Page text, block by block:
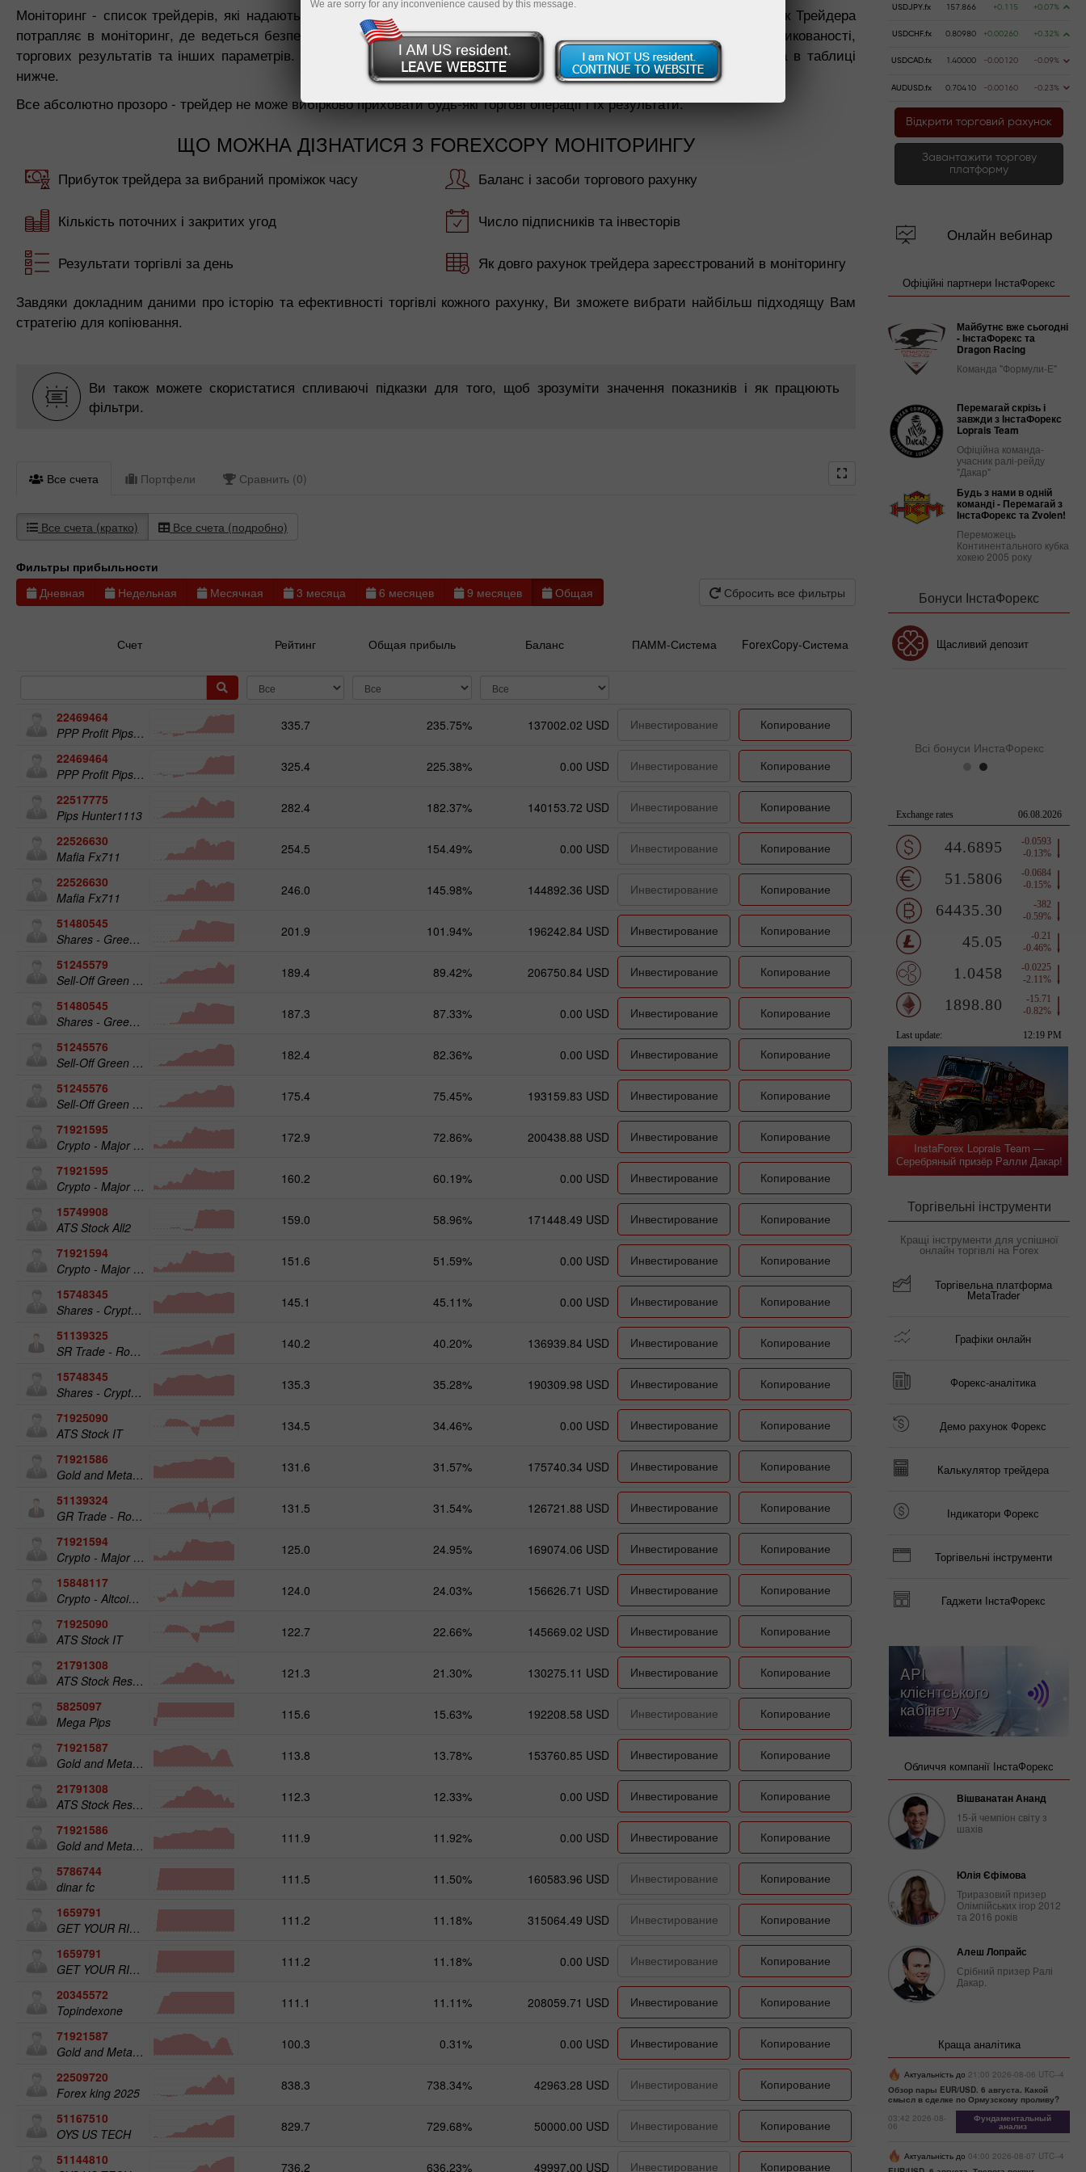
Моніторинг - список трейдерів, які надають свої угоди для копіювання. Відразу після реєстрації в ForexCopy, рахунок Трейдера
потрапляє в моніторинг, де ведеться безперервний облік і аналіз всіх торгових операцій на предмет їх частоти, ризикованості,
торгових результатів та інших параметрів. Ці показники Ви можете побачити, клікнувши на номер рахунку трейдера в таблиці
нижче.
Все абсолютно прозоро - трейдер не може вибірково приховати будь-які торгові операції і їх результати.
ЩО МОЖНА ДІЗНАТИСЯ З FOREXCOPY МОНІТОРИНГУ
Прибуток трейдера за вибраний проміжок часу Баланс і засоби торгового рахунку
Кількість поточних і закритих угод Число підписників та інвесторів
Результати торгівлі за день
Як довго рахунок трейдера зареєстрований в моніторингу
Завдяки докладним даними про історію та ефективності торгівлі кожного рахунку, Ви зможете вибрати найбільш підходящу Вам
стратегію для копіювання.
Ви також можете скористатися спливаючі підказки для того, щоб зрозуміти значення показників і як працюють
фільтри.
Все счета Портфели Сравнить (0)
Все счета (кратко) Все счета (подробно)
Фильтры прибыльности
Дневная
Недельная Месячная 3 месяца 6 месяцев 9 месяцев Общая Сбросить все фильтры
Счет Рейтинг Общая прибыль Баланс ПАММ-Система ForexCopy-Система
22469464
PPP Profit Pips Plus
335.7 235.75% 137002.02 USD Инвестирование Копирование
22469464
PPP Profit Pips Plus
325.4 225.38% 0.00 USD Инвестирование Копирование
22517775
Pips Hunter1113
282.4 182.37% 140153.72 USD Инвестирование Копирование
22526630
Mafia Fx711
254.5 154.49% 0.00 USD Инвестирование Копирование
22526630
Mafia Fx711
246.0 145.98% 144892.36 USD Инвестирование Копирование
51480545
Shares - Green Energy 25
201.9 101.94% 196242.84 USD Инвестирование Копирование
51245579
Sell-Off Green Energy 50
189.4 89.42% 206750.84 USD Инвестирование Копирование
51480545
Shares - Green Energy 25
187.3 87.33% 0.00 USD Инвестирование Копирование
51245576
Sell-Off Green Energy 25
182.4 82.36% 0.00 USD Инвестирование Копирование
51245576
Sell-Off Green Energy 25
175.4 75.45% 193159.83 USD Инвестирование Копирование
71921595
Crypto - Major crypto 50
172.9 72.86% 200438.88 USD Инвестирование Копирование
71921595
Crypto - Major crypto 50
160.2 60.19% 0.00 USD Инвестирование Копирование
15749908
ATS Stock All2
159.0 58.96% 171448.49 USD Инвестирование Копирование
71921594
Crypto - Major crypto 25
151.6 51.59% 0.00 USD Инвестирование Копирование
15748345
Shares - Crypto 50
145.1 45.11% 0.00 USD Инвестирование Копирование
51139325
SR Trade - RoboTRADE24
140.2 40.20% 136939.84 USD Инвестирование Копирование
15748345
Shares - Crypto 50
135.3 35.28% 190309.98 USD Инвестирование Копирование
71925090
ATS Stock IT
134.5 34.46% 0.00 USD Инвестирование Копирование
71921586
Gold and Metals 25
131.6 31.57% 175740.34 USD Инвестирование Копирование
51139324
GR Trade - RoboTRADE24
131.5 31.54% 126721.88 USD Инвестирование Копирование
71921594
Crypto - Major crypto 25
125.0 24.95% 169074.06 USD Инвестирование Копирование
15848117
Crypto - Altcoins 25
124.0 24.03% 156626.71 USD Инвестирование Копирование
71925090
ATS Stock IT
122.7 22.66% 145669.02 USD Инвестирование Копирование
21791308
ATS Stock Resources
121.3 21.30% 130275.11 USD Инвестирование Копирование
5825097
Mega Pips
115.6 15.63% 192208.58 USD Инвестирование Копирование
71921587
Gold and Metals 50
113.8 13.78% 153760.85 USD Инвестирование Копирование
21791308
ATS Stock Resources
112.3 12.33% 0.00 USD Инвестирование Копирование
71921586
Gold and Metals 25
111.9 11.92% 0.00 USD Инвестирование Копирование
5786744
dinar fc
111.5 11.50% 160583.96 USD Инвестирование Копирование
1659791
GET YOUR RICHES ORG.1
111.2 11.18% 315064.49 USD Инвестирование Копирование
1659791
GET YOUR RICHES ORG.1
111.2 11.18% 0.00 USD Инвестирование Копирование
20345572
Topindexone
111.1 11.11% 208059.71 USD Инвестирование Копирование
71921587
Gold and Metals 50
100.3 0.31% 0.00 USD Инвестирование Копирование
22509720
Forex king 2025
838.3 738.34% 42963.28 USD Инвестирование Копирование
51167510
OYS US TECH
829.7 729.68% 50000.00 USD Инвестирование Копирование
51144810
736.2 636.23% 49997.00 USD Инвестирование Копирование
USDJPY.fx 157.866 +0.115 +0.07%
USDCHF.fx 0.80980 +0.00260 +0.32%
USDCAD.fx 1.40000 -0.00120 -0.09%
AUDUSD.fx 0.70410 -0.00160 -0.23%
Відкрити торговий рахунок
Завантажити торгову
платформу
Онлайн вебинар
Офіційні партнери ІнстаФорекс
Майбутнє вже сьогодні
- ІнстаФорекс та
Dragon Racing
Команда "Формули-Е"
Перемагай скрізь і
завжди з ІнстаФорекс
Loprais Team
Офіційна команда-
учасник ралі-рейду
"Дакар"
Будь з нами в одній
команді - Перемагай з
ІнстаФорекс та Zvolen!
Переможець
Континентального кубка
хокею 2005 року
Бонуси ІнстаФорекс
Бонус 30% Щасливий депозит Бонус 30% Щасливий депозит
Всі бонуси ИнстаФорекс
InstaForex Loprais Team —
Серебряный призёр Ралли Дакар!
Торгівельні інструменти
Кращі інструменти для успішної
онлайн торгівлі на Forex
Торгівельна платформа
MetaTrader
Графіки онлайн
Форекс-аналітика
Демо рахунок Форекс
Калькулятор трейдера
Індикатори Форекс
Торгівельні інструменти
Гаджети ІнстаФорекс
API
клієнтського
кабінету
Обличчя компанії ІнстаФорекс
Вішванатан Ананд
15-й чемпіон світу з
шахів
Юлія Єфімова
Триразовий призер
Олімпійських ігор 2012
та 2016 років
Алеш Лопрайс
Срібний призер Ралі
Дакар.
Краща аналітика
Актуальність до 21:00 2026-08-06 UTC--4
Обзор пары EUR/USD. 6 августа. Какой
смысл в сделке по Ормузскому проливу?
03:42 2026-08-
06
Фундаментальный
анализ
Актуальність до 04:00 2026-08-07 UTC--4
We are sorry for any inconvenience caused by this message.